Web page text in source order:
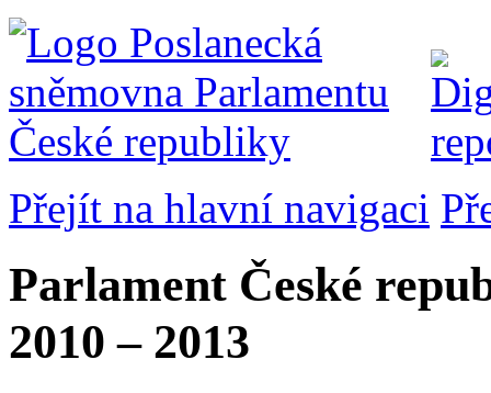
Přejít na hlavní navigaci
Parlament České
2010 – 2013